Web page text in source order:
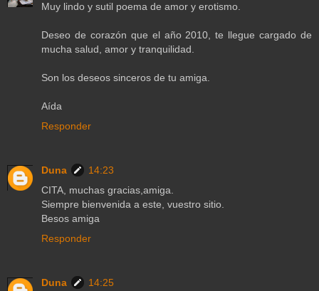
Muy lindo y sutil poema de amor y erotismo.
Deseo de corazón que el año 2010, te llegue cargado de
mucha salud, amor y tranquilidad.
Son los deseos sinceros de tu amiga.
Aída
Responder
Duna
14:23
CITA, muchas gracias,amiga.
Siempre bienvenida a este, vuestro sitio.
Besos amiga
Responder
Duna
14:25